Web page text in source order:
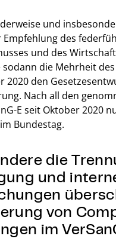
und
Empfehlung des
und des
die Mehrheit
2020 den
Nach all den
E seit Oktober 2020
Bundestag.
die
und
von
im